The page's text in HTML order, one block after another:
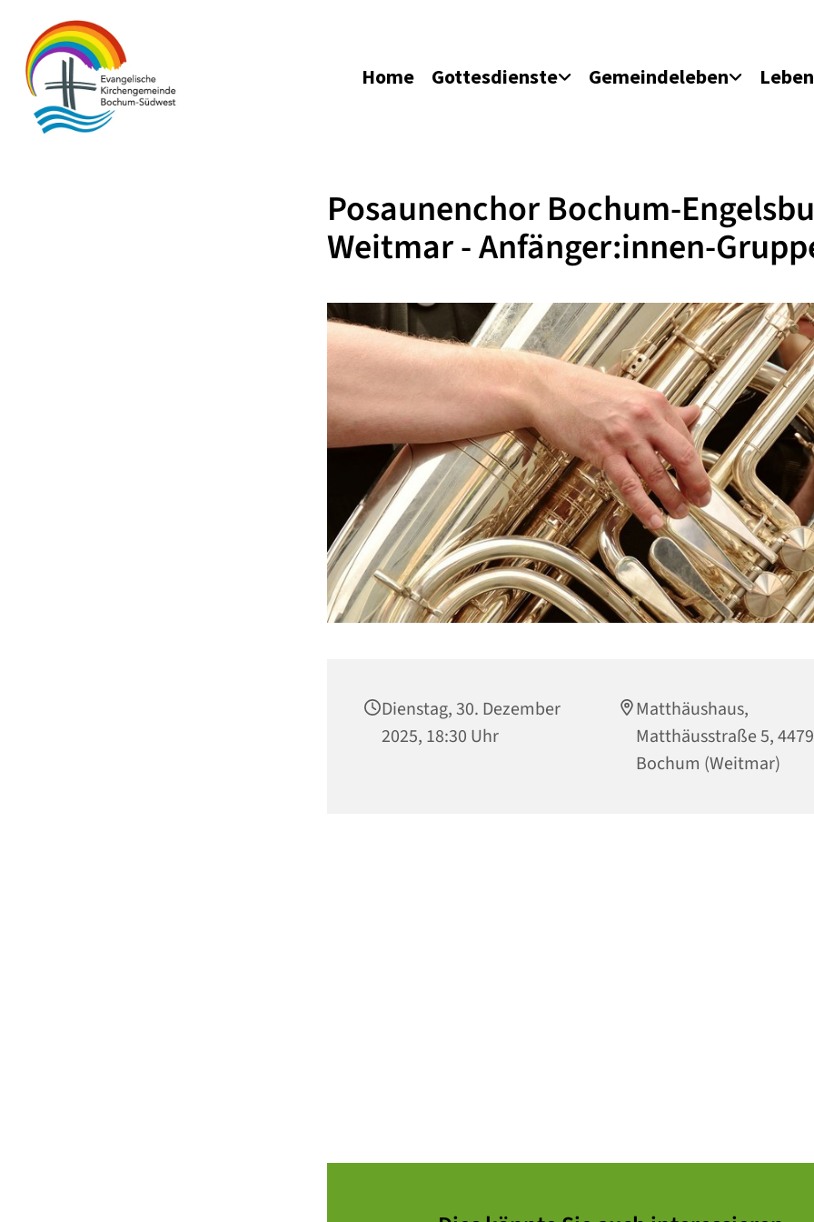
Home Gottesdienste Gemeindeleben
Posaunenchor Bochum-
Weitmar - Anfänger:innen-
Dienstag, 30. Dezember
2025, 18:30 Uhr
Matthäushaus,
Matthäusstraße 5,
Bochum (Weitmar)